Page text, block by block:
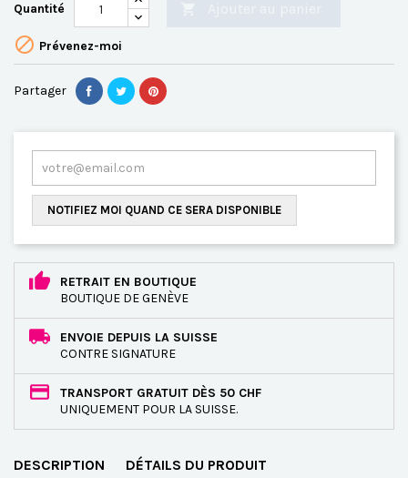
Quantité
 Prévenez-moi
Partager
NOTIFIEZ MOI QUAND CE SERA DISPONIBLE
RETRAIT EN BOUTIQUE
BOUTIQUE DE GENÈVE
ENVOIE DEPUIS LA SUISSE
CONTRE SIGNATURE
TRANSPORT GRATUIT DÈS 50 CHF
UNIQUEMENT POUR LA SUISSE.
DESCRIPTION DÉTAILS DU PRODUIT